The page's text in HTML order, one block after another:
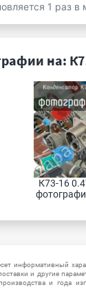
1 раз
на:
К73-16
информативный
и другие
и года